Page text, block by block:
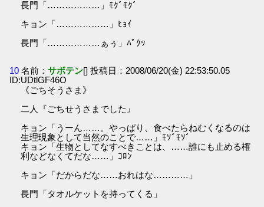
長門「………………」ﾓｸﾞﾓｸﾞ
キョン「………………」ﾋｮｲ
長門「………………ぁぅ」ﾊﾟｸｯ
10 名前：サボテン[] 投稿日：2008/06/20(金) 22:53:50.05
ID:UDtlGF46O
《ごちそうさま》
二人『ごちせうさまでした』
キョン「うーん……。やっぱり、食べたらねむくなるのは
生理現象として当然のことで……」ﾓｿﾞﾓｿﾞ
キョン「生物としてなすべきことは、……誰にも止める権
利などなくてだな……」ｺﾛﾝ
キョン「だからだな……おれはな…………」
長門「タオルケットを持ってくる」